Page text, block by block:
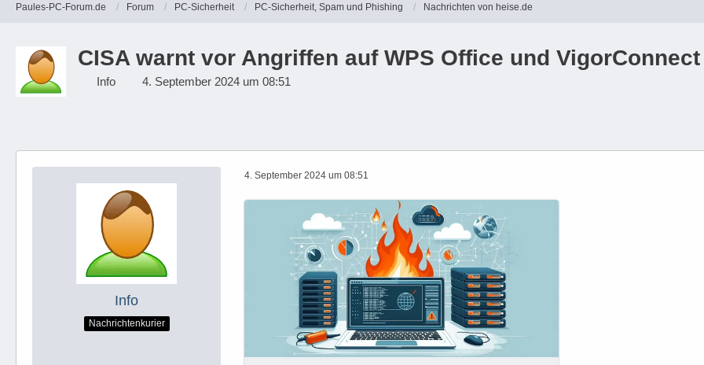
Paules-PC-Forum.de Forum PC-Sicherheit PC-Sicherheit, Spam und Phishing Nachrichten von heise.de
CISA warnt vor Angriffen auf WPS Office und VigorConnect
Info 4. September 2024 um 08:51
Info
Nachrichtenkurier
4. September 2024 um 08:51